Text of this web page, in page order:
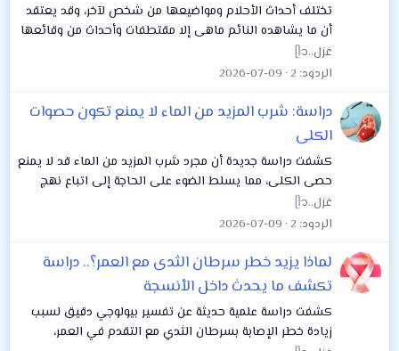
تختلف أحداث الأحلام ومواضيعها من شخص لآخر، وقد يعتقد
أن ما يشاهده النائم ماهى إلا مقتطفات وأحداث من وقائعها
عاشها بالفعل، لكن هذا دفع الباحثين لاستكشاف الأسباب
الكامنة وراء هذه الاختلافات. وفى...
غزل..ᥫ᭡
الردود 2
2026-07-09
دراسة: شرب المزيد من الماء لا يمنع تكون حصوات
الكلى
كشفت دراسة جديدة أن مجرد شرب المزيد من الماء قد لا يمنع
حصى الكلى، مما يسلط الضوء على الحاجة إلى اتباع نهج
أوسع يشمل النظام الغذائي والانتظام والإرشادات الطبية
للوقاية الفعالة من حصوات الكلى، بحسب...
غزل..ᥫ᭡
الردود 2
2026-07-09
لماذا يزيد خطر سرطان الثدى مع العمر؟.. دراسة
تكشف ما يحدث داخل الأنسجة
كشفت دراسة علمية حديثة عن تفسير بيولوجي دقيق لسبب
زيادة خطر الإصابة بسرطان الثدي مع التقدم في العمر،